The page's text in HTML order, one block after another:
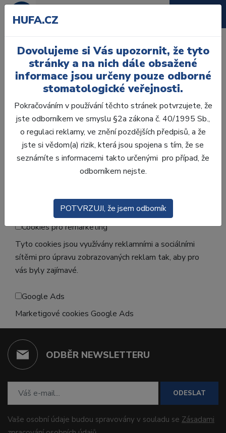
Nastavení soukromí
Změny nastavení se projeví pouze pro prohlížeč a
zařízení, které právě používáte.
Vyžadováno
- Cookies nezbytné pro fungování webu
Umožnuje základní funkcionalitu webu jako jeho
procházení nebo přihlašování uživatelů
Analytické cookies
Cookies pro remarketing
Tyto cookies jsou využívány reklamními a sociálními
sítěmi pro úpravu zobrazovaných reklam tak, aby pro
vás byly zajímavé.
Google Ads
Marketigové cookies Google Ads
ODBĚR NEWSLETTERU
ODESLAT
Vaše osobní údaje budou spravovány v souladu se Zásadami
HUFA.CZ
Dovolujeme si Vás upozornit, že tyto
stránky a na nich dále obsažené
informace jsou určeny pouze odborné
stomatologické veřejnosti.
Pokračováním v používání těchto stránek potvrzujete, že
jste odborníkem ve smyslu §2a zákona č. 40/1995 Sb.,
o regulaci reklamy, ve znění pozdějších předpisů, a že
jste si vědom(a) rizik, která jsou spojena s tím, že se
seznámíte s informacemi takto určenými pro případ, že
odborníkem nejste.
POTVRZUJI, že jsem odborník